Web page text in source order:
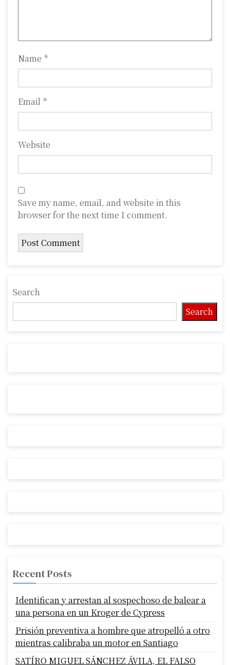
n
Name *
Email *
Website
Save my name, email, and website in this
browser for the next time I comment.
Search
Search
Recent Posts
Identifican y arrestan al sospechoso de balear a
una persona en un Kroger de Cypress
Prisión preventiva a hombre que atropelló a otro
mientras calibraba un motor en Santiago
SATÍRO MIGUEL SÁNCHEZ ÁVILA, EL FALSO